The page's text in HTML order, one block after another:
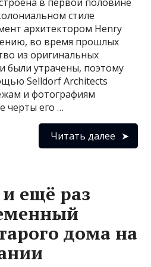
стиле
архитектором Henry
во время прошлых
из оригинальных
были утрачены, поэтому
Selldorf Architects
и фотографиям
черты его …
Читать далее
ещё раз
дома на